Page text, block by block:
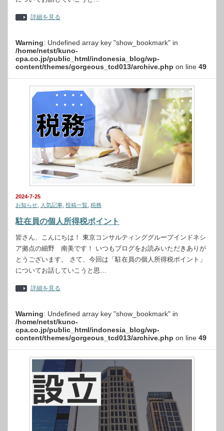
詳細を見る
Warning: Undefined array key "show_bookmark" in
/home/netst/kuno-
cpa.co.jp/public_html/indonesia_blog/wp-
content/themes/gorgeous_tcd013/archive.php on line 49
2024-7-25
お知らせ
人気記事 投稿一覧 税務
駐在員の個人所得税ポイント
皆さん、こんにちは！ 東京コンサルティンググループインドネシ
ア拠点の細野 南美です！ いつもブログをお読みいただきありが
とうございます。 さて、今回は「駐在員の個人所得税ポイント」
についてお話していこうと思…
詳細を見る
Warning: Undefined array key "show_bookmark" in
/home/netst/kuno-
cpa.co.jp/public_html/indonesia_blog/wp-
content/themes/gorgeous_tcd013/archive.php on line 49